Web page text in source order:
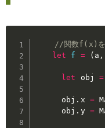
//関数f(x)を
let
f = ( a ,
let obj =
      obj
. x =
      obj
. y =